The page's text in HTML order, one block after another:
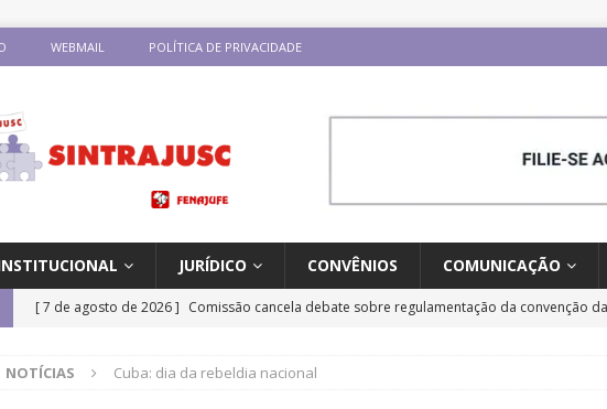
WEBMAIL POLÍTICA DE PRIVACIDADE
JURÍDICO CONVÊNIOS COMUNICAÇÃO
[ 7 de agosto de 2026 ] Comissão cancela debate sobre regulamentação da convenção
[ 7 de agosto de 2026 ] Salário e carreira: CNJ aprova proposta orçamentária para 2027
NOTÍCIAS Cuba: dia da rebeldia nacional